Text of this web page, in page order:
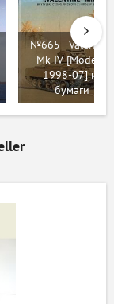
№665 - Valentine
Mk IV [Modelik
1998-07] из
бумаги